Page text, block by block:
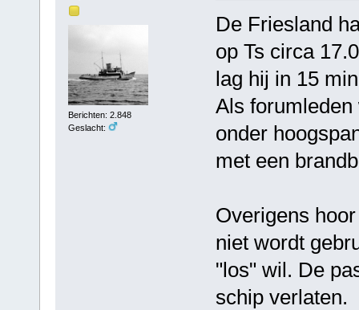
Berichten: 2.848
Geslacht:
De Friesland
op Ts circa
lag hij in 15
Als forumleden
onder
met een
Overigens
niet wordt
"los" wil. De
schip verlaten.